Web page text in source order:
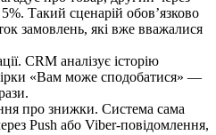
Такий сценарій обов’язково
замовлень, які вже вважалися
CRM аналізує історію
«Вам може сподобатися» —
про знижки. Система сама
Push або Viber-повідомлення,